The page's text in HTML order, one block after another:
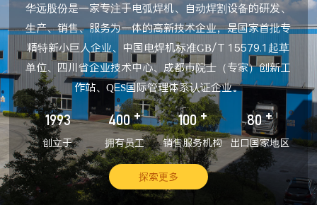
华远股份是一家专注于电弧焊机、自动焊割设备的研发、
生产、销售、服务为一体的高新技术企业，是国家首批专
精特新小巨人企业、中国电焊机标准GB/T 15579.1起草
单位、四川省企业技术中心、成都市院士（专家）创新工
作站、QES国际管理体系认证企业。
1993
创立于
400 +
拥有员工
100 +
销售服务机构
80 +
出口国家地区
探索更多